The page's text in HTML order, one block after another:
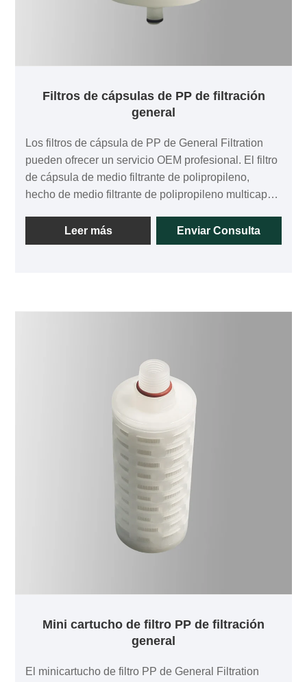
Filtros de cápsulas de PP de filtración
general
Los filtros de cápsula de PP de General Filtration
pueden ofrecer un servicio OEM profesional. El filtro
de cápsula de medio filtrante de polipropileno,
hecho de medio filtrante de polipropileno multicapa
partículas y materias extrañas en capas, maximizar
la capacidad de retención de suciedad del cartucho,
µm, 3,0 µm, 5,0 µm, 7,0 µm, 10 µm, 20 µm, 30 µm, 50
Leer más Enviar Consulta
Mini cartucho de filtro PP de filtración
general
El minicartucho de filtro PP de General Filtration